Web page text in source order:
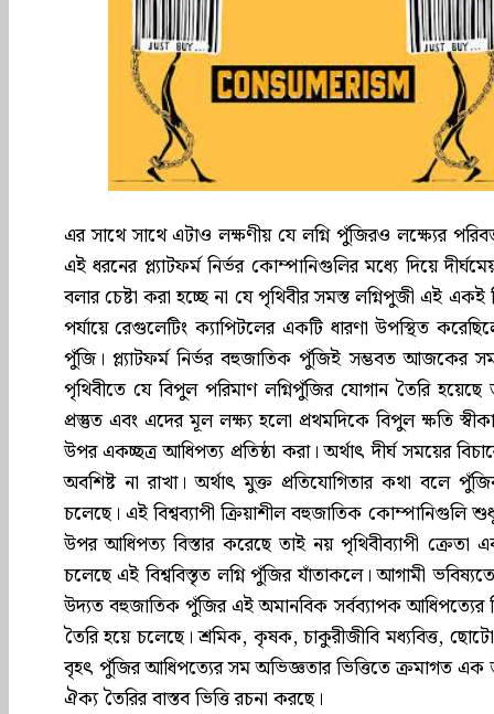
এর সাথে সাথে এটাও লক্ষণীয় যে লগ্নি পুঁজিরও লক্ষ্যের
এই ধরনের প্ল্যাটফর্ম নির্ভর কোম্পানিগুলির মধ্যে দিয়ে
বলার চেষ্টা করা হচ্ছে না যে পৃথিবীর সমস্ত লগ্নিপুজী এই একই
পর্যায়ে রেগুলেটিং ক্যাপিটলের একটি ধারণা উপস্থিত
পুঁজি। প্ল্যাটফর্ম নির্ভর বহুজাতিক পুঁজিই সম্ভবত আজকের
পৃথিবীতে যে বিপুল পরিমাণ লগ্নিপুঁজির যোগান তৈরি
প্রস্তুত এবং এদের মূল লক্ষ্য হলো প্রথমদিকে বিপুল ক্ষতি
উপর একচ্ছত্র আধিপত্য প্রতিষ্ঠা করা। অর্থাৎ দীর্ঘ সময়ের
অবশিষ্ট না রাখা। অর্থাৎ মুক্ত প্রতিযোগিতার কথা বলে
চলেছে। এই বিশ্বব্যাপী ক্রিয়াশীল বহুজাতিক কোম্পানিগুলি
উপর আধিপত্য বিস্তার করেছে তাই নয় পৃথিবীব্যাপী ক্রেতা
চলেছে এই বিশ্ববিস্তৃত লগ্নি পুঁজির যাঁতাকলে। আগামী
উদ্যত বহুজাতিক পুঁজির এই অমানবিক সর্বব্যাপক আধিপত্যের
তৈরি হয়ে চলেছে। শ্রমিক, কৃষক, চাকুরীজীবি মধ্যবিত্ত,
বৃহৎ পুঁজির আধিপত্যের সম অভিজ্ঞতার ভিত্তিতে ক্রমাগত এক
ঐক্য তৈরির বাস্তব ভিত্তি রচনা করছে।